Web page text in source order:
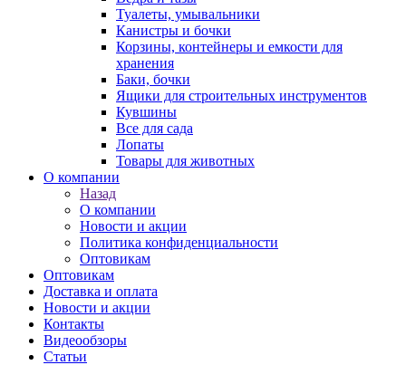
Туалеты, умывальники
Канистры и бочки
Корзины, контейнеры и емкости для
хранения
Баки, бочки
Ящики для строительных инструментов
Кувшины
Все для сада
Лопаты
Товары для животных
О компании
Назад
О компании
Новости и акции
Политика конфиденциальности
Оптовикам
Оптовикам
Доставка и оплата
Новости и акции
Контакты
Видеообзоры
Статьи